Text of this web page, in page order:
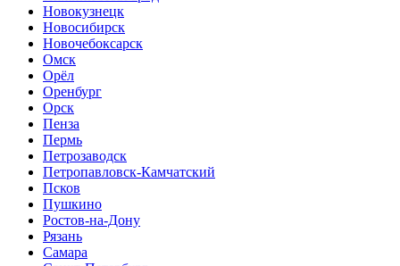
Новокузнецк
Новосибирск
Новочебоксарск
Омск
Орёл
Оренбург
Орск
Пенза
Пермь
Петрозаводск
Петропавловск-Камчатский
Псков
Пушкино
Ростов-на-Дону
Рязань
Самара